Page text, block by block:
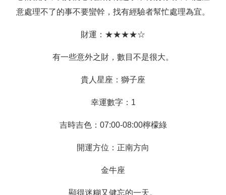
意處理不了的事不要蠻幹，找有經驗者幫忙處理為宜。
財運：★★★★☆
有一些意外之財，數目不是很大。
貴人星座：獅子座
幸運數字：1
吉時吉色：07:00-08:00檸檬綠
開運方位：正南方向
金牛座
顯得迷糊又健忘的一天。